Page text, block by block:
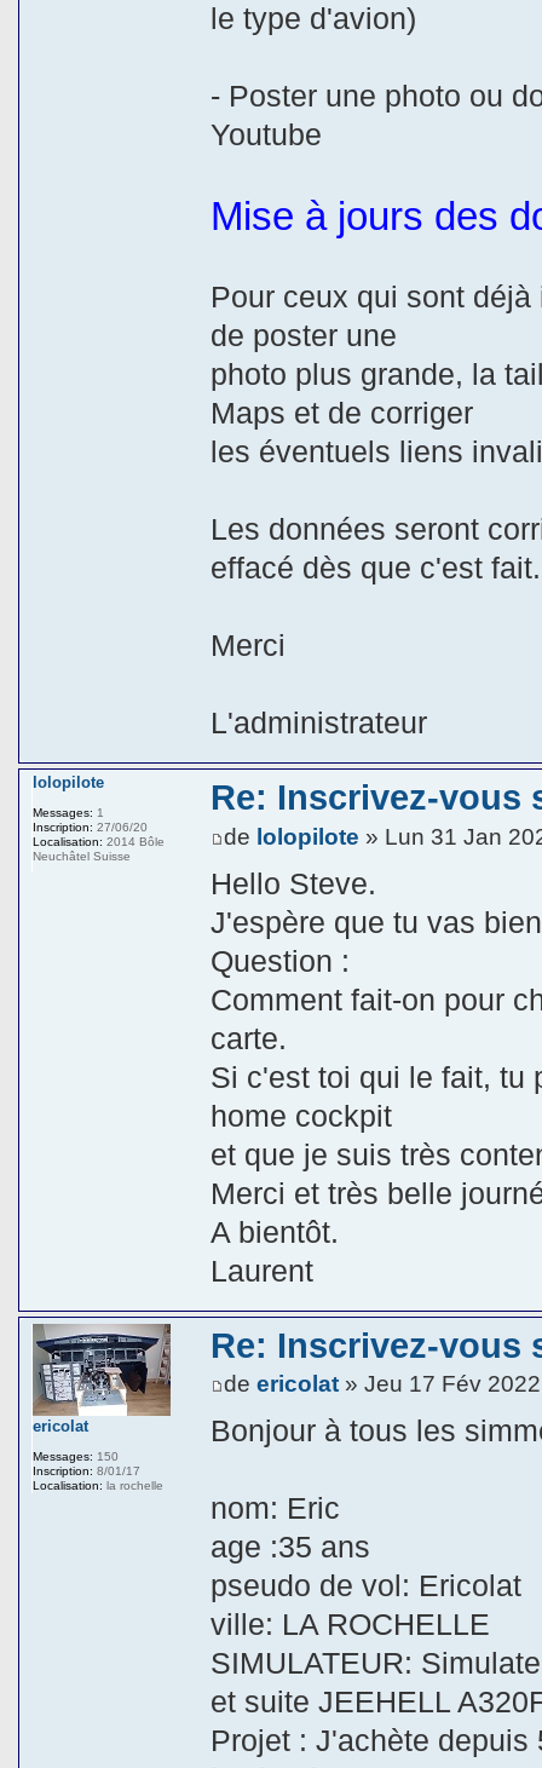
le type d'avion)
- Poster une photo ou
Youtube
Mise à jours des
Pour ceux qui sont
de poster une
photo plus grande, la
Maps et de corriger
les éventuels liens
Les données seront
effacé dès que c'est fait.
Merci
L'administrateur
Re: Inscrivez-vous
de lolopilote » Lun 31 Jan
Hello Steve.
J'espère que tu vas
Question :
Comment fait-on pour
carte.
Si c'est toi qui le fait, tu
home cockpit
et que je suis très
Merci et très belle
A bientôt.
Laurent
lolopilote
Messages: 1
Inscription: 27/06/20
Localisation: 2014 Bôle
Neuchâtel Suisse
Re: Inscrivez-vous
deericolat » Jeu 17 Fév
Bonjour à tous les
nom: Eric
age :35 ans
pseudo de vol: Ericolat
ville: LA ROCHELLE
SIMULATEUR:
et suite JEEHELL
Projet : J'achète
ericolat
Messages: 150
Inscription: 8/01/17
Localisation: la rochelle